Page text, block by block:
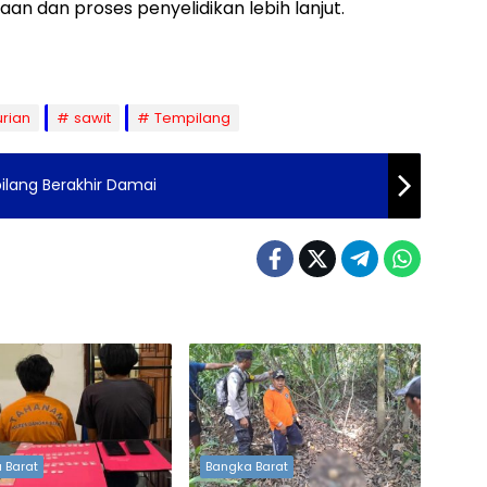
dan proses penyelidikan lebih lanjut.
sawit Tempilang
Berakhir Damai
Barat Bangka Barat